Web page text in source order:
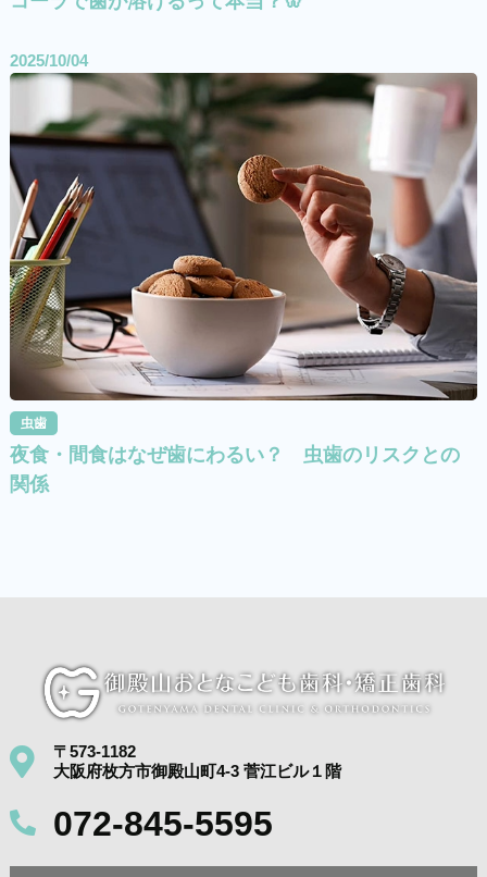
2025/10/04
虫歯
夜食・間食はなぜ歯にわるい？ 虫歯のリスクとの
関係
〒573-1182
大阪府枚方市御殿山町4-3 菅江ビル１階
072-845-5595